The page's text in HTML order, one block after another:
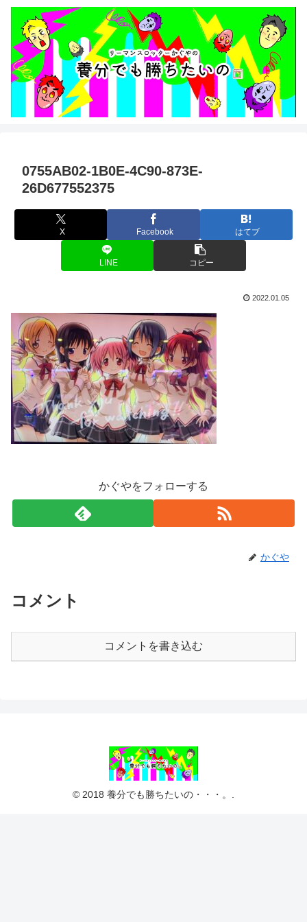
0755AB02-1B0E-4C90-873E-
26D677552375
X Facebook はてブ
LINE コピー
2022.01.05
かぐやをフォローする
かぐや
コメント
コメントを書き込む
© 2018 養分でも勝ちたいの・・・。.